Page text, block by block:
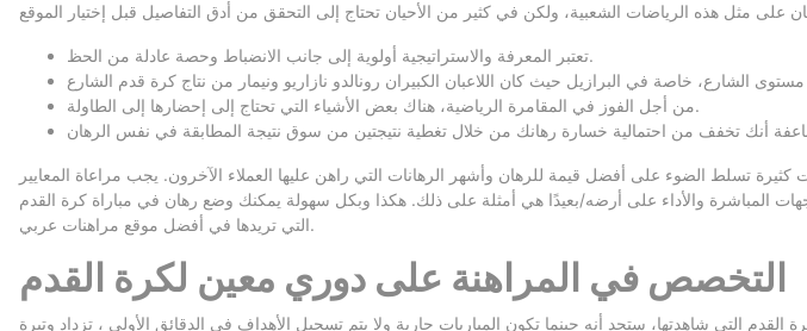
تعتبر المعرفة والاستراتيجية أولوية إلى جانب الانضباط وحصة عادلة من الحظ.
من أجل الفوز في المقامرة الرياضية، هناك بعض الأشياء التي تحتاج إلى إحضارها إلى الطاولة.
تسلط الضوء على أفضل قيمة للرهان وأشهر الرهانات التي راهن عليها العملاء الآخرون. يجب مراعاة المعايير
المباشرة والأداء على أرضه/بعيدًا هي أمثلة على ذلك. هكذا وبكل سهولة يمكنك وضع رهان في مباراة كرة القدم
التي تريدها في أفضل موقع مراهنات عربي.
التخصص في المراهنة على دوري معين لكرة القدم
التي شاهدتها، ستجد أنه حينما تكون المباريات جارية ولا يتم تسجيل الأهداف في الدقائق الأولى ، تزداد وتيرة